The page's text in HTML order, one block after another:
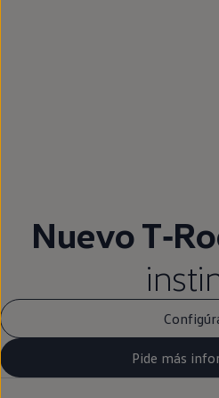
Nuevo
Pide más